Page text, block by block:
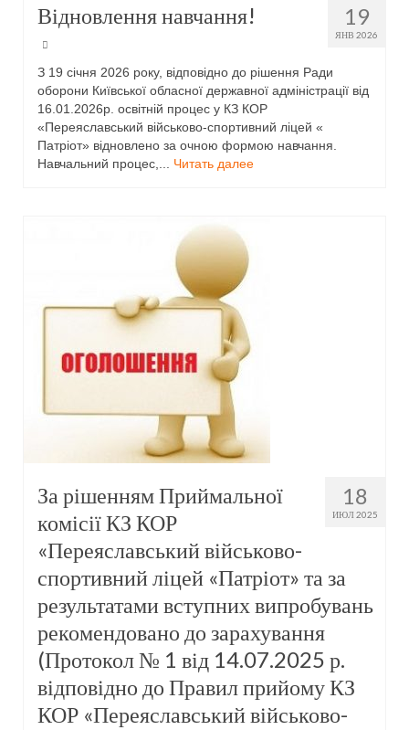
19
ЯНВ 2026
Відновлення навчання!
З 19 січня 2026 року, відповідно до рішення Ради
оборони Київської обласної державної адміністрації від
16.01.2026р. освітній процес у КЗ КОР
«Переяславський військово-спортивний ліцей «
Патріот» відновлено за очною формою навчання.
Навчальний процес,... Читать далее
18
ИЮЛ 2025
За рішенням Приймальної
комісії КЗ КОР
«Переяславський військово-
спортивний ліцей «Патріот» та за
результатами вступних випробувань
рекомендовано до зарахування
(Протокол № 1 від 14.07.2025 р.
відповідно до Правил прийому КЗ
КОР «Переяславський військово-